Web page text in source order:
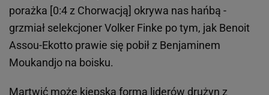
porażka [0:4 z Chorwacją] okrywa nas hańbą -
grzmiał selekcjoner Volker Finke po tym, jak Benoit
Assou-Ekotto prawie się pobił z Benjaminem
Moukandjo na boisku.
Martwić może kiepska forma liderów drużyn z